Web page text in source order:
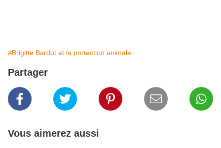
#Brigitte Bardot et la protection animale
Partager
Vous aimerez aussi